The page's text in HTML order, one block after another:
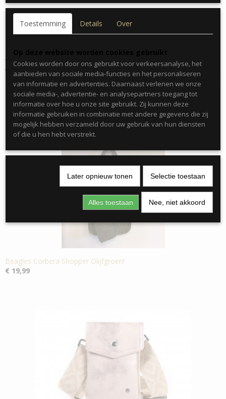
New York - Toronto is het ideale damestasje van I'm Dutch!
Details damestas:
Kleur: Champagne
Afmeting: 21cm x 14cm
Afmeting schouderband: 130cm
Ook interessant
Beagles Corbera Shopper Olijfgroen!
€ 19,99
Toestemming Details Over
Cookies worden door ons gebruikt voor verkeersanalyse, het
aanbieden van sociale media-functies en het personaliseren
van informatie en advertenties. Daarnaast verlenen we onze
sociale media-, advertentie- en analysepartners toegang tot
informatie over hoe u onze site gebruikt. Zij kunnen deze
informatie gebruiken in combinatie met andere gegevens die zij
mogelijk hebben verzameld door uw gebruik van hun diensten
of die u hen hebt verstrekt.
Later opnieuw tonen Selectie toestaan
Alles toestaan Nee, niet akkoord